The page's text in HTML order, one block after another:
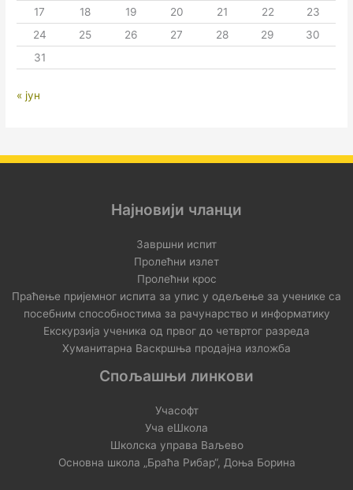
17
18 19 20 21 22
23
24
25 26 27 28 29
30
31
« јун
Најновији чланци
Завршни испит
Пролећни излет
Пролећни крос
Праћење пријемног испита за упис у одељење за ученике са
посебним способностима за рачунарство и информатику
Екскурзија ученика од првог до четвртог разреда
Хуманитарна Васкршња продајна изложба
Спољашњи линкови
Учасофт
Уча еШкола
Школска управа Ваљево
Основна школа „Браћа Рибар“, Доња Борина